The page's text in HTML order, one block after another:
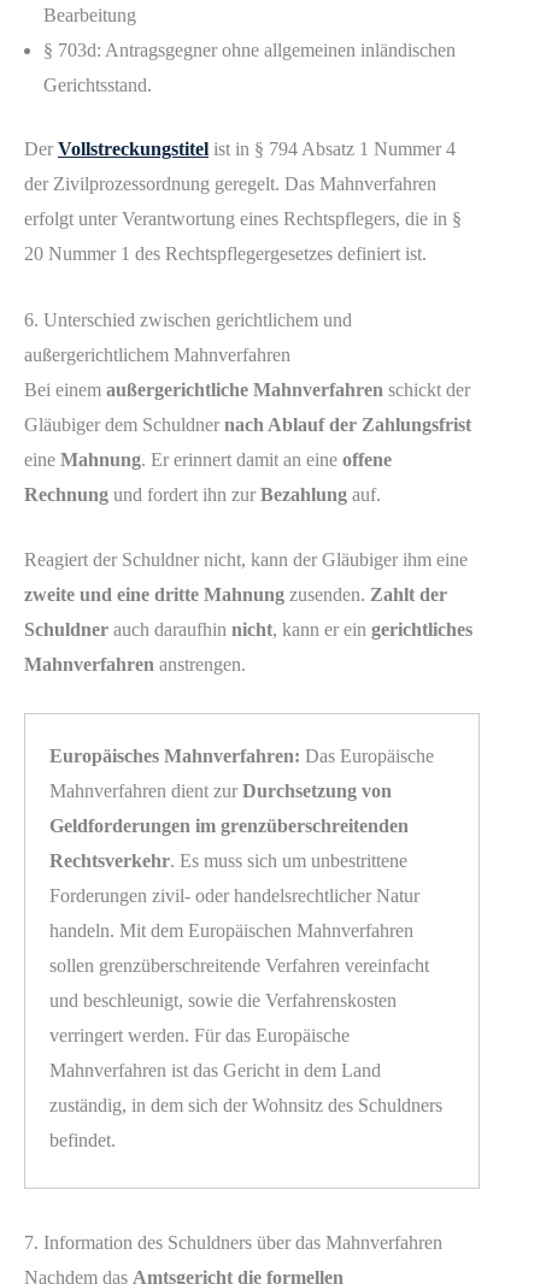
Bearbeitung
§ 703d: Antragsgegner ohne allgemeinen inländischen
Gerichtsstand.
Der Vollstreckungstitel ist in § 794 Absatz 1 Nummer 4
der Zivilprozessordnung geregelt. Das Mahnverfahren
erfolgt unter Verantwortung eines Rechtspflegers, die in §
20 Nummer 1 des Rechtspflegergesetzes definiert ist.
6. Unterschied zwischen gerichtlichem und
außergerichtlichem Mahnverfahren
Bei einem außergerichtliche Mahnverfahren schickt der
Gläubiger dem Schuldner nach Ablauf der Zahlungsfrist
eine Mahnung. Er erinnert damit an eine offene
Rechnung und fordert ihn zur Bezahlung auf.
Reagiert der Schuldner nicht, kann der Gläubiger ihm eine
zweite und eine dritte Mahnung zusenden. Zahlt der
Schuldner auch daraufhin nicht, kann er ein gerichtliches
Mahnverfahren anstrengen.
Europäisches Mahnverfahren: Das Europäische
Mahnverfahren dient zur Durchsetzung von
Geldforderungen im grenzüberschreitenden
Rechtsverkehr. Es muss sich um unbestrittene
Forderungen zivil- oder handelsrechtlicher Natur
handeln. Mit dem Europäischen Mahnverfahren
sollen grenzüberschreitende Verfahren vereinfacht
und beschleunigt, sowie die Verfahrenskosten
verringert werden. Für das Europäische
Mahnverfahren ist das Gericht in dem Land
zuständig, in dem sich der Wohnsitz des Schuldners
befindet.
7. Information des Schuldners über das Mahnverfahren
Nachdem das Amtsgericht die formellen